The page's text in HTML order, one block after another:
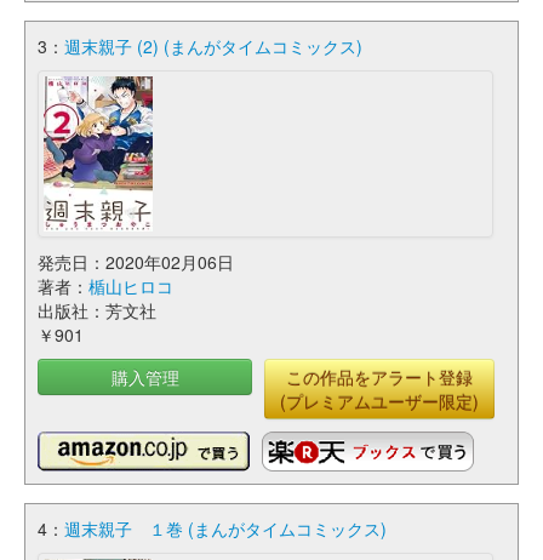
3： 週末親子 (2) (まんがタイムコミックス)
発売日：2020年02月06日
著者： 楯山ヒロコ
出版社：芳文社
￥901
購入管理
この作品をアラート登録
(プレミアムユーザー限定)
4： 週末親子 １巻 (まんがタイムコミックス)